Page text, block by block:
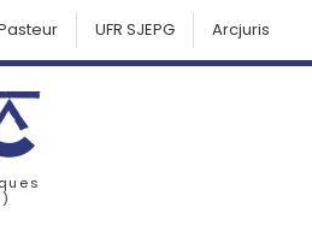
UFR SJEPG Arcjuris